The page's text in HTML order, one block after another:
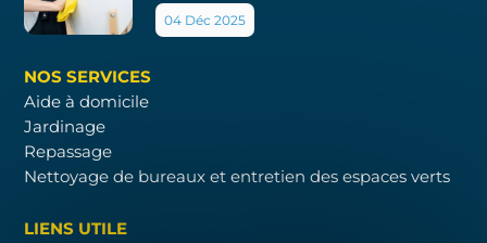
04 Déc 2025
NOS SERVICES
Aide à domicile
Jardinage
Repassage
Nettoyage de bureaux et entretien des espaces verts
LIENS UTILE